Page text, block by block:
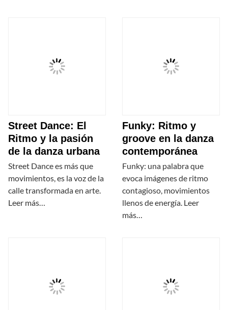
Street Dance: El
Ritmo y la pasión
de la danza urbana
Street Dance es más que
movimientos, es la voz de la
calle transformada en arte.
Leer más…
Funky: Ritmo y
groove en la danza
contemporánea
Funky: una palabra que
evoca imágenes de ritmo
contagioso, movimientos
llenos de energía. Leer
más…